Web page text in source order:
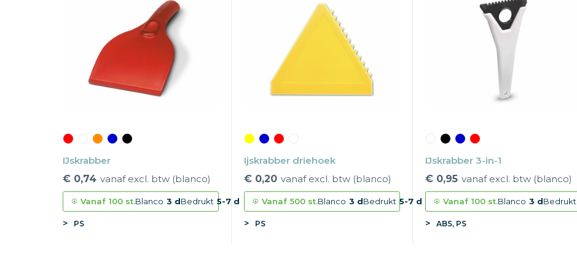
IJskrabber
€ 0,74 vanaf excl. btw (blanco)
Vanaf 100 st.Blanco 3 dBedrukt 5-7 d
PS
Ijskrabber driehoek
€ 0,20 vanaf excl. btw (blanco)
Vanaf 500 st.Blanco 3 dBedrukt 5-7 d
PS
IJskrabber 3-in-1
€ 0,95 vanaf excl. btw (blanco)
Vanaf 100 st.Blanco 3 dBedrukt
ABS, PS